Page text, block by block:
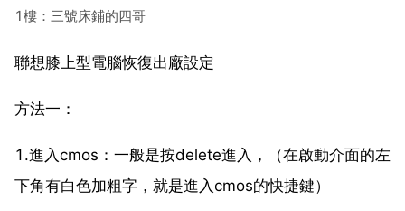
1樓：三號床鋪的四哥
聯想膝上型電腦恢復出廠設定
方法一：
1.進入cmos：一般是按delete進入，（在啟動介面的左
下角有白色加粗字，就是進入cmos的快捷鍵）